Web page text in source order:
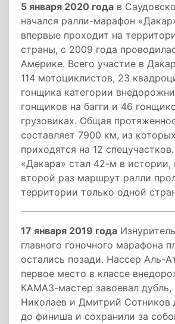
5 января 2020 года в
начался ралли-марафон
впервые проходит на
страны, с 2009 года
Америке. Всего участие в
114 мотоциклистов, 23
гонщика категории
гонщиков на багги и 46
грузовиках. Общая
составляет 7900 км, из
приходятся на 12
«Дакара» стал 42-м в истории,
второй раз маршрут ралли
территории только одной
17 января 2019 года
главного гоночного марафона
остались позади. Нассер Аль-
первое место в классе
КАМАЗ-мастер завоевал дубль,
Николаев и Дмитрий Сотников
до финиша и сохранили за